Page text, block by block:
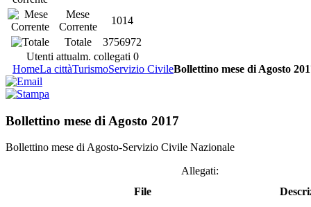
Mese
Corrente
1014
Totale
3756972
Utenti attualm. collegati 0
HomeLa cittàTurismoServizio CivileBollettino mese di Agosto
Bollettino mese di Agosto 2017
Bollettino mese di Agosto-Servizio Civile Nazionale
Allegati:
File